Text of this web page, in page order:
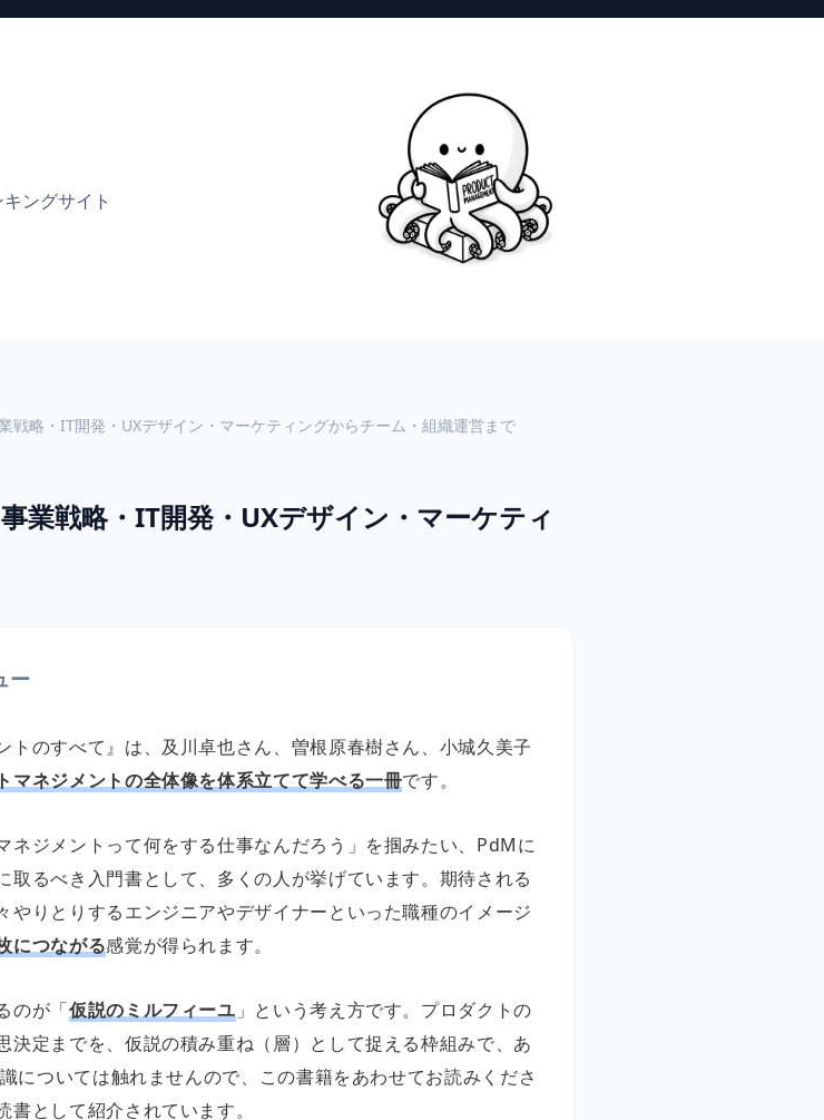
ングサイト
戦略・IT開発・UXデザイン・マーケティングからチーム・組織運営まで
業戦略・IT開発・UXデザイン・マーケティ
ー
トのすべて』は、及川卓也さん、曽根原春樹さん、小城久美子
マネジメントの全体像を体系立てて学べる一冊です。
ネジメントって何をする仕事なんだろう」を掴みたい、PdMに
取るべき入門書として、多くの人が挙げています。期待される
やりとりするエンジニアやデザイナーといった職種のイメージ
につながる感覚が得られます。
のが「仮説のミルフィーユ 」という考え方です。プロダクトの
決定までを、仮説の積み重ね（層）として捉える枠組みで、あ
については触れませんので、この書籍をあわせてお読みくださ
として紹介されています。